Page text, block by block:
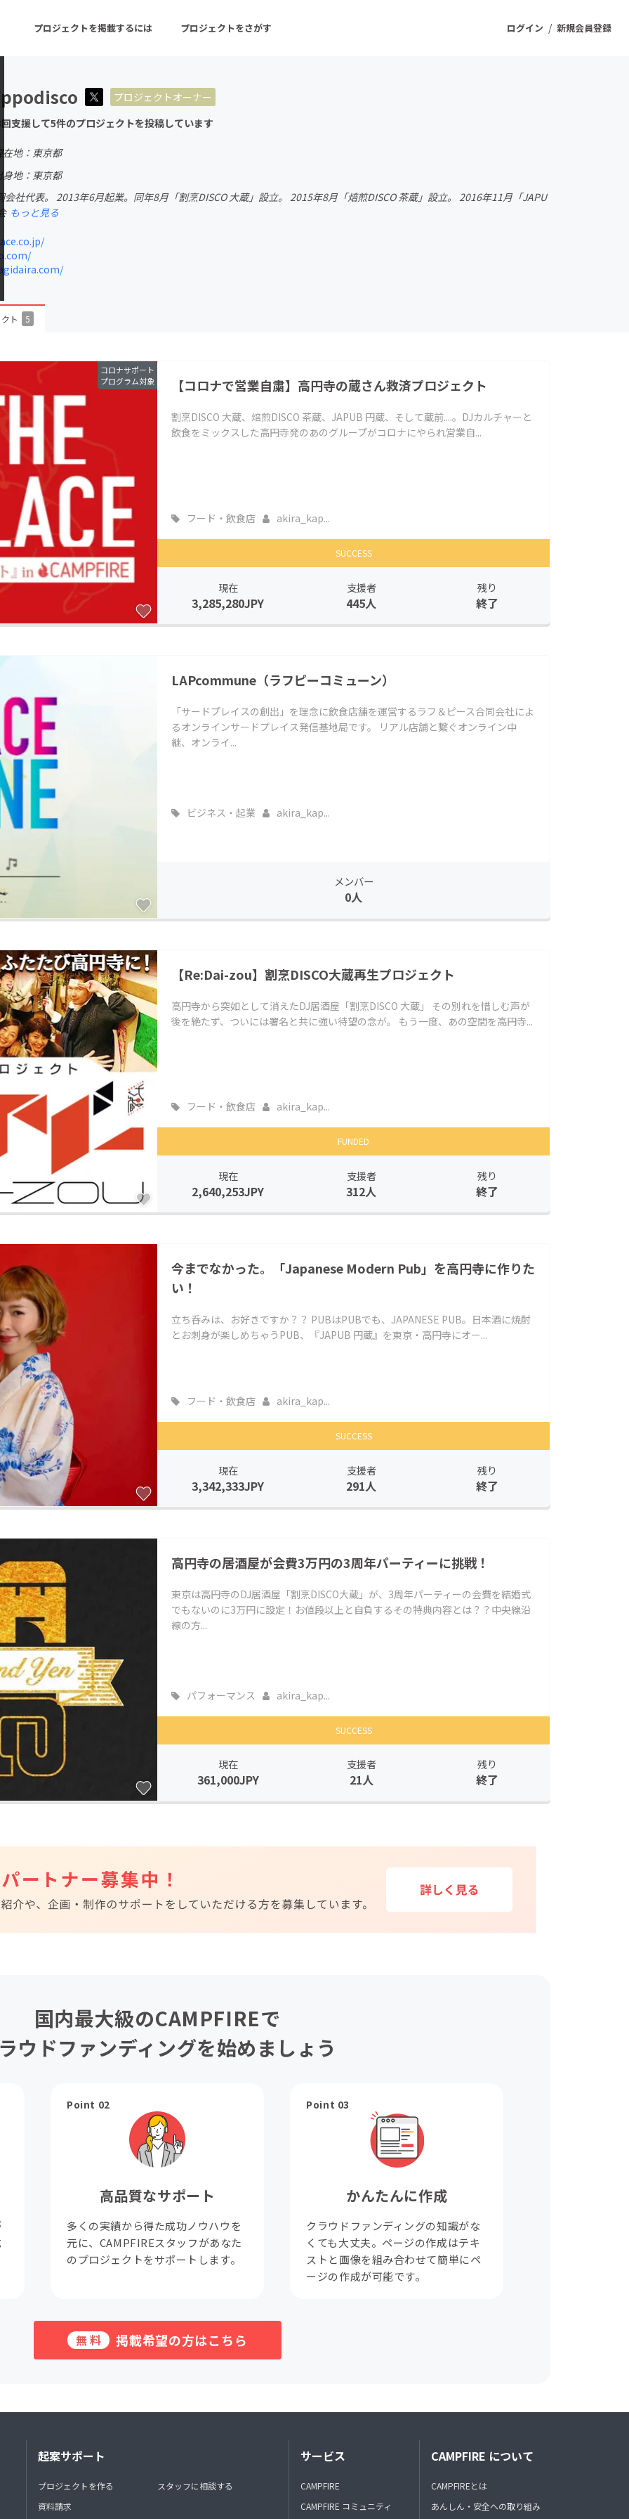
ログイン / 新規会員登録
プロジェクトを掲載するには プロジェクトをさがす
ーン 注目の新着プロジェクト 募集終了が近いプロジェクト
音楽
ゲーム・サービス開発
フード・飲食店
ファッション
チャレンジ
CAMPFIREふるさと納税
プロジェクトオーナー
支援して5件のプロジェクトを投稿しています
在地：東京都
身地：東京都
会社代表。 2013年6月起業。同年8月「割烹DISCO 大蔵」設立。 2015年8月「焙煎DISCO 茶蔵」設立。 2016年11月「JAPU
もっと見る
ト 5
コロナサポート
プログラム対象
【コロナで営業自粛】高円寺の蔵さん救済プロジェクト
割烹DISCO 大蔵、焙煎DISCO 茶蔵、JAPUB 円蔵、そして蔵前....。DJカルチャーと
飲食をミックスした高円寺発のあのグループがコロナにやられ営業自...
フード・飲食店 akira_kap...
SUCCESS
現在
3,285,280JPY
支援者
445人
残り
終了
LAPcommune（ラフピーコミューン）
「サードプレイスの創出」を理念に飲食店舗を運営するラフ＆ピース合同会社によ
るオンラインサードプレイス発信基地局です。 リアル店舗と繋ぐオンライン中
継、オンライ...
ビジネス・起業 akira_kap...
メンバー
0人
【Re:Dai-zou】割烹DISCO大蔵再生プロジェクト
高円寺から突如として消えたDJ居酒屋「割烹DISCO 大蔵」 その別れを惜しむ声が
後を絶たず、ついには署名と共に強い待望の念が。 もう一度、あの空間を高円寺...
フード・飲食店 akira_kap...
FUNDED
現在
2,640,253JPY
支援者
312人
残り
終了
今までなかった。「Japanese Modern Pub」を高円寺に作りた
い！
立ち呑みは、お好きですか？？ PUBはPUBでも、JAPANESE PUB。日本酒に焼酎
とお刺身が楽しめちゃうPUB、『JAPUB 円蔵』を東京・高円寺にオー...
フード・飲食店 akira_kap...
SUCCESS
現在
3,342,333JPY
支援者
291人
残り
終了
高円寺の居酒屋が会費3万円の3周年パーティーに挑戦！
東京は高円寺のDJ居酒屋「割烹DISCO大蔵」が、3周年パーティーの会費を結婚式
でもないのに3万円に設定！お値段以上と自負するその特典内容とは？？中央線沿
線の方...
パフォーマンス akira_kap...
SUCCESS
現在
361,000JPY
支援者
21人
残り
終了
国内最大級のCAMPFIREで
ウドファンディングを始めましょう
Point 02
高品質なサポート
多くの実績から得た成功ノウハウを
元に、CAMPFIREスタッフがあなた
のプロジェクトをサポートします。
Point 03
かんたんに作成
クラウドファンディングの知識がな
くても大丈夫。ページの作成はテキ
ストと画像を組み合わせて簡単にペ
ージの作成が可能です。
無料 掲載希望の方はこちら
起案サポート
プロジェクトを作る
資料請求
スタッフに相談する
サービス
CAMPFIRE
CAMPFIRE コミュニティ
CAMPFIRE について
CAMPFIREとは
あんしん・安全への取り組み